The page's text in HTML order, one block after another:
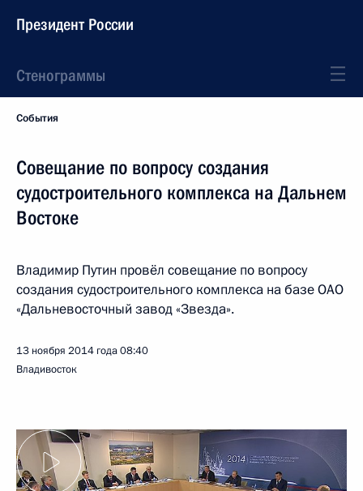
Президент России
Стенограммы
События
Совещание по вопросу создания
судостроительного комплекса на Дальнем
Востоке
Владимир Путин провёл совещание по вопросу
создания судостроительного комплекса на базе ОАО
«Дальневосточный завод «Звезда».
13 ноября 2014 года08:40
Владивосток